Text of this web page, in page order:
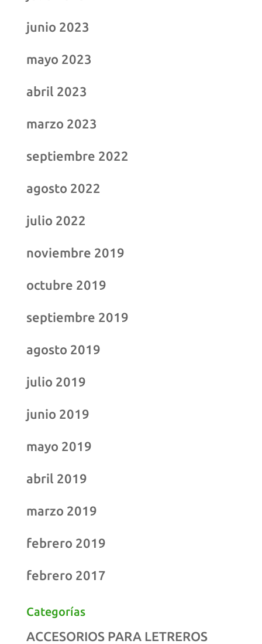
junio 2023
mayo 2023
abril 2023
marzo 2023
septiembre 2022
agosto 2022
julio 2022
noviembre 2019
octubre 2019
septiembre 2019
agosto 2019
julio 2019
junio 2019
mayo 2019
abril 2019
marzo 2019
febrero 2019
febrero 2017
Categorías
ACCESORIOS PARA LETREROS